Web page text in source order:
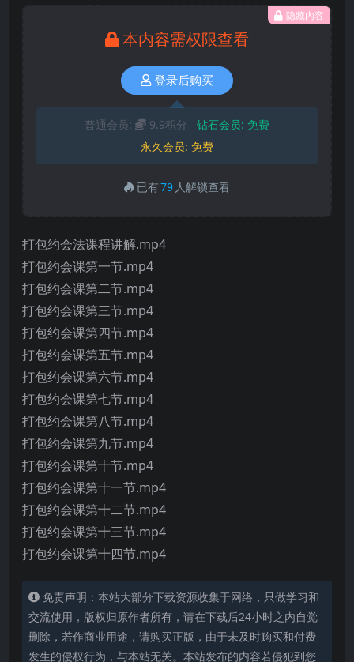
隐藏内容
本内容需权限查看
登录后购买
普通会员: 9.9积分 钻石会员: 免费
永久会员: 免费
已有79 人解锁查看
打包约会法课程讲解.mp4
打包约会课第一节.mp4
打包约会课第二节.mp4
打包约会课第三节.mp4
打包约会课第四节.mp4
打包约会课第五节.mp4
打包约会课第六节.mp4
打包约会课第七节.mp4
打包约会课第八节.mp4
打包约会课第九节.mp4
打包约会课第十节.mp4
打包约会课第十一节.mp4
打包约会课第十二节.mp4
打包约会课第十三节.mp4
打包约会课第十四节.mp4
免责声明：本站大部分下载资源收集于网络，只做学习和
交流使用，版权归原作者所有，请在下载后24小时之内自觉
删除，若作商业用途，请购买正版，由于未及时购买和付费
发生的侵权行为，与本站无关。本站发布的内容若侵犯到您